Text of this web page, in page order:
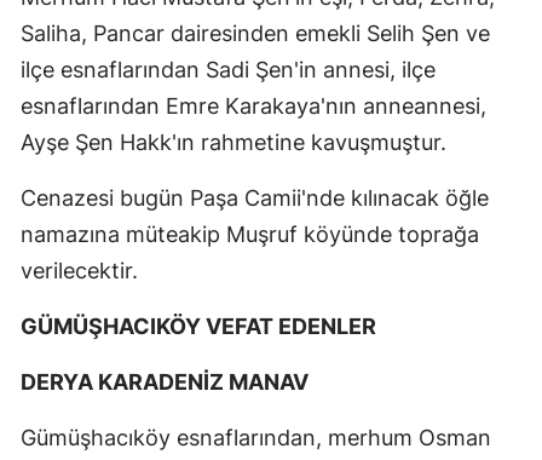
Saliha, Pancar dairesinden emekli Selih Şen ve
ilçe esnaflarından Sadi Şen'in annesi, ilçe
esnaflarından Emre Karakaya'nın anneannesi,
Ayşe Şen Hakk'ın rahmetine kavuşmuştur.
Cenazesi bugün Paşa Camii'nde kılınacak öğle
namazına müteakip Muşruf köyünde toprağa
verilecektir.
GÜMÜŞHACIKÖY VEFAT EDENLER
DERYA KARADENİZ MANAV
Gümüşhacıköy esnaflarından, merhum Osman